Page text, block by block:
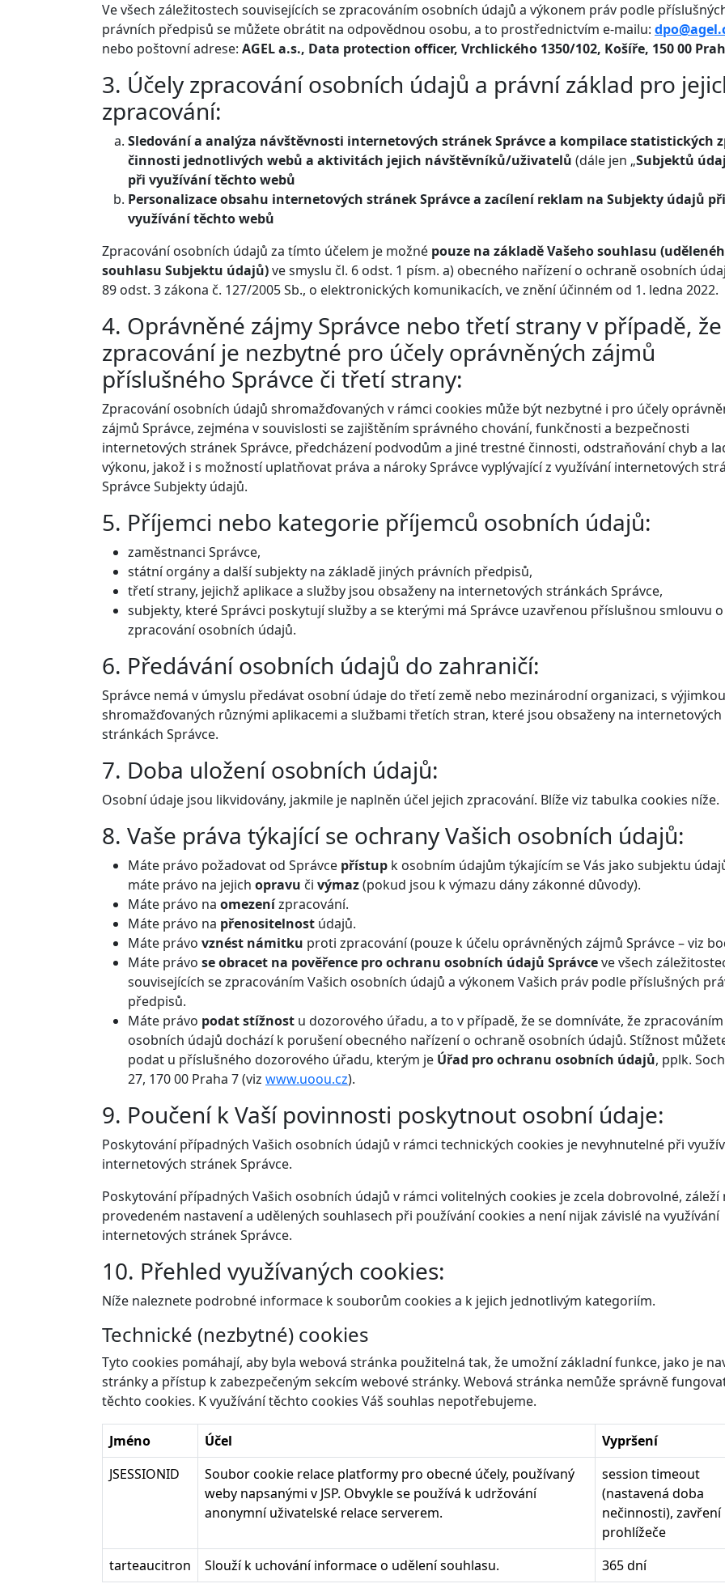
Ve všech záležitostech souvisejících se zpracováním osobních údajů a výkonem práv podle
právních předpisů se můžete obrátit na odpovědnou osobu, a to prostřednictvím e-mailu:
nebo poštovní adrese: AGEL a.s., Data protection officer, Vrchlického 1350/102, Košíře, 150 00
3. Účely zpracování osobních údajů a právní základ pro
zpracování:
Sledování a analýza návštěvnosti internetových stránek Správce a kompilace statistických
činnosti jednotlivých webů a aktivitách jejich návštěvníků/uživatelů (dále jen „Subjektů
při využívání těchto webů
Personalizace obsahu internetových stránek Správce a zacílení reklam na Subjekty údajů při
využívání těchto webů
Zpracování osobních údajů za tímto účelem je možné pouze na základě Vašeho souhlasu
souhlasu Subjektu údajů)ve smyslu čl. 6 odst. 1 písm. a) obecného nařízení o ochraně osobních
89 odst. 3 zákona č. 127/2005 Sb., o elektronických komunikacích, ve znění účinném od 1. ledna 2022.
4. Oprávněné zájmy Správce nebo třetí strany v případě, že
zpracování je nezbytné pro účely oprávněných zájmů
příslušného Správce či třetí strany:
Zpracování osobních údajů shromažďovaných v rámci cookies může být nezbytné i pro účely
zájmů Správce, zejména v souvislosti se zajištěním správného chování, funkčnosti a bezpečnosti
internetových stránek Správce, předcházení podvodům a jiné trestné činnosti, odstraňování chyb a
výkonu, jakož i s možností uplatňovat práva a nároky Správce vyplývající z využívání internetových
Správce Subjekty údajů.
5. Příjemci nebo kategorie příjemců osobních údajů:
zaměstnanci Správce,
státní orgány a další subjekty na základě jiných právních předpisů,
třetí strany, jejichž aplikace a služby jsou obsaženy na internetových stránkách Správce,
subjekty, které Správci poskytují služby a se kterými má Správce uzavřenou příslušnou smlouvu o
zpracování osobních údajů.
6. Předávání osobních údajů do zahraničí:
Správce nemá v úmyslu předávat osobní údaje do třetí země nebo mezinárodní organizaci, s
shromažďovaných různými aplikacemi a službami třetích stran, které jsou obsaženy na internetových
stránkách Správce.
7. Doba uložení osobních údajů:
Osobní údaje jsou likvidovány, jakmile je naplněn účel jejich zpracování. Blíže viz tabulka cookies níže.
8. Vaše práva týkající se ochrany Vašich osobních údajů:
Máte právo požadovat od Správce přístup k osobním údajům týkajícím se Vás jako subjektu
máte právo na jejich opravu či výmaz(pokud jsou k výmazu dány zákonné důvody).
Máte právo na omezenízpracování.
Máte právo na přenositelnost údajů.
Máte právo vznést námitku proti zpracování (pouze k účelu oprávněných zájmů Správce – viz
Máte právo se obracet na pověřence pro ochranu osobních údajů Správceve všech
souvisejících se zpracováním Vašich osobních údajů a výkonem Vašich práv podle příslušných
předpisů.
Máte právo podat stížnost u dozorového úřadu, a to v případě, že se domníváte, že zpracováním
osobních údajů dochází k porušení obecného nařízení o ochraně osobních údajů. Stížnost
podat u příslušného dozorového úřadu, kterým je Úřad pro ochranu osobních údajů, pplk.
27, 170 00 Praha 7 (viz www.uoou.cz).
9. Poučení k Vaší povinnosti poskytnout osobní údaje:
Poskytování případných Vašich osobních údajů v rámci technických cookies je nevyhnutelné při
internetových stránek Správce.
Poskytování případných Vašich osobních údajů v rámci volitelných cookies je zcela dobrovolné, záleží
provedeném nastavení a udělených souhlasech při používání cookies a není nijak závislé na využívání
internetových stránek Správce.
10. Přehled využívaných cookies:
Níže naleznete podrobné informace k souborům cookies a k jejich jednotlivým kategoriím.
Technické (nezbytné) cookies
Tyto cookies pomáhají, aby byla webová stránka použitelná tak, že umožní základní funkce, jako je
stránky a přístup k zabezpečeným sekcím webové stránky. Webová stránka nemůže správně
těchto cookies. K využívání těchto cookies Váš souhlas nepotřebujeme.
Jméno Účel
Vypršení
JSESSIONID
Soubor cookie relace platformy pro obecné účely, používaný
weby napsanými v JSP. Obvykle se používá k udržování
anonymní uživatelské relace serverem.
session timeout
(nastavená doba
nečinnosti), zavření
prohlížeče
tarteaucitron
Slouží k uchování informace o udělení souhlasu. 365 dní